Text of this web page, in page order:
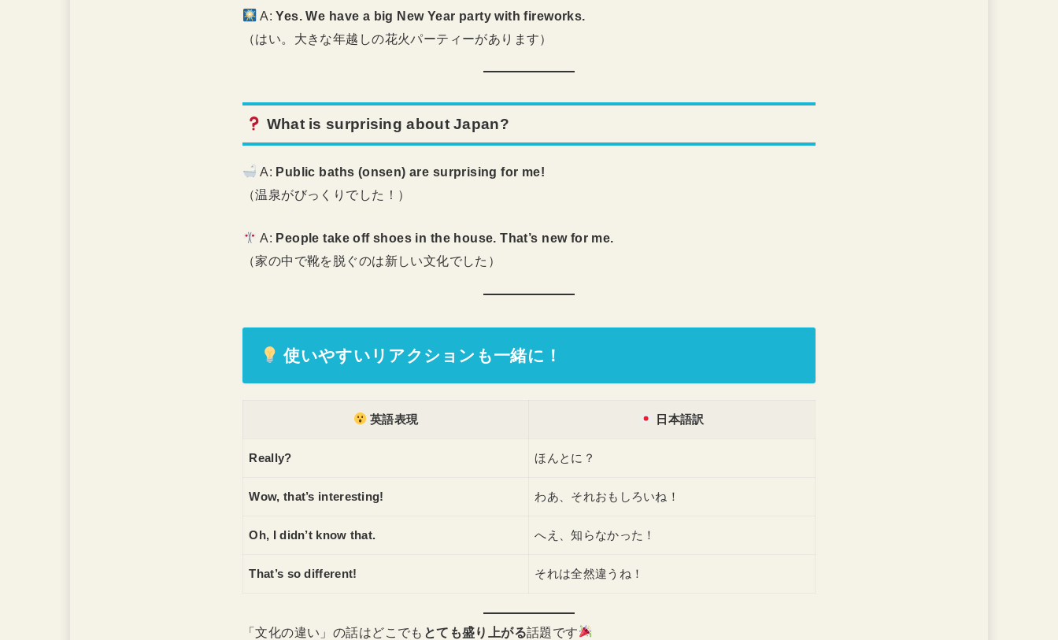
A:Yes. We have a big New Year party with fireworks.
（はい。大きな年越しの花火パーティーがあります）
What is surprising about Japan?
A: Public baths (onsen) are surprising for me!
（温泉がびっくりでした！）
A: People take off shoes in the house. That’s new for me.
（家の中で靴を脱ぐのは新しい文化でした）
使いやすいリアクションも一緒に！
英語表現 日本語訳
Really? ほんとに？
Wow, that’s interesting! わあ、それおもしろいね！
Oh, I didn’t know that. へえ、知らなかった！
That’s so different! それは全然違うね！
「文化の違い」の話はどこでも とても盛り上がる話題です